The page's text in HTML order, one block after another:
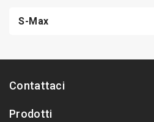
S-Max
Contattaci
Prodotti